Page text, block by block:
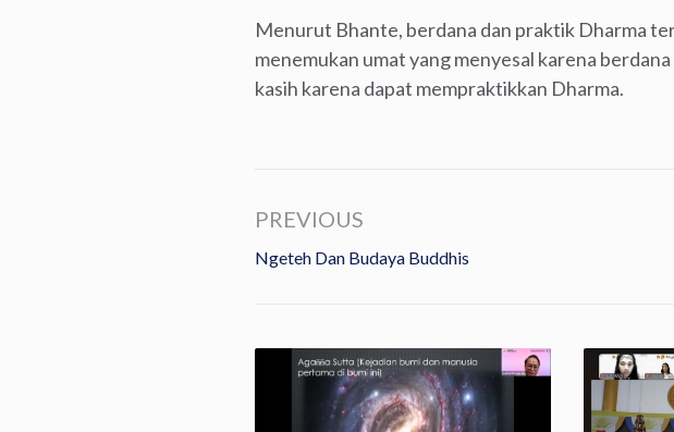
Menurut Bhante, berdana dan praktik Dharma
menemukan umat yang menyesal karena
kasih karena dapat mempraktikkan Dharma.
PREVIOUS
Ngeteh Dan Budaya Buddhis